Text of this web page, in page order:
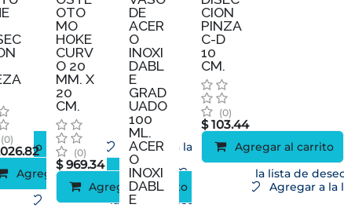
Agregar a la lista de deseos
carrito Agregar a la lista de deseos
(0)
Agregar al carrito Agregar a la lista de
OTO
MO
HOKE
CURV
O 20
MM. X
20
CM.
(0)
$969.34
Agregar al carrito Agregar a la
DE
ACER
O
INOXI
DABL
E
GRAD
UADO
100
ML.
ACER
O
INOXI
DABL
E
CION
PINZA
C-D
10
CM.
(0)
$103.44
Agregar al carrito